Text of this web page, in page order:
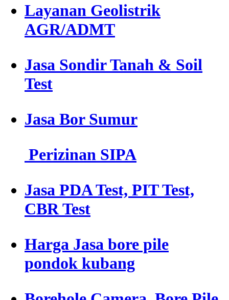
Layanan Geolistrik
AGR/ADMT
Jasa Sondir Tanah & Soil
Test
Jasa Bor Sumur
Perizinan SIPA
Jasa PDA Test, PIT Test,
CBR Test
Harga Jasa bore pile
pondok kubang